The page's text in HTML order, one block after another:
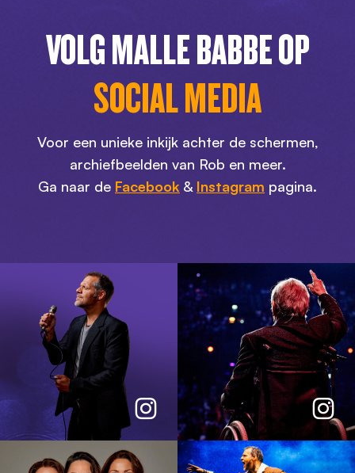
VOLG MALLE BABBE OP
SOCIAL MEDIA
Voor een unieke inkijk achter de schermen,
archiefbeelden van Rob en meer.
Ga naar de Facebook & Instagram pagina.